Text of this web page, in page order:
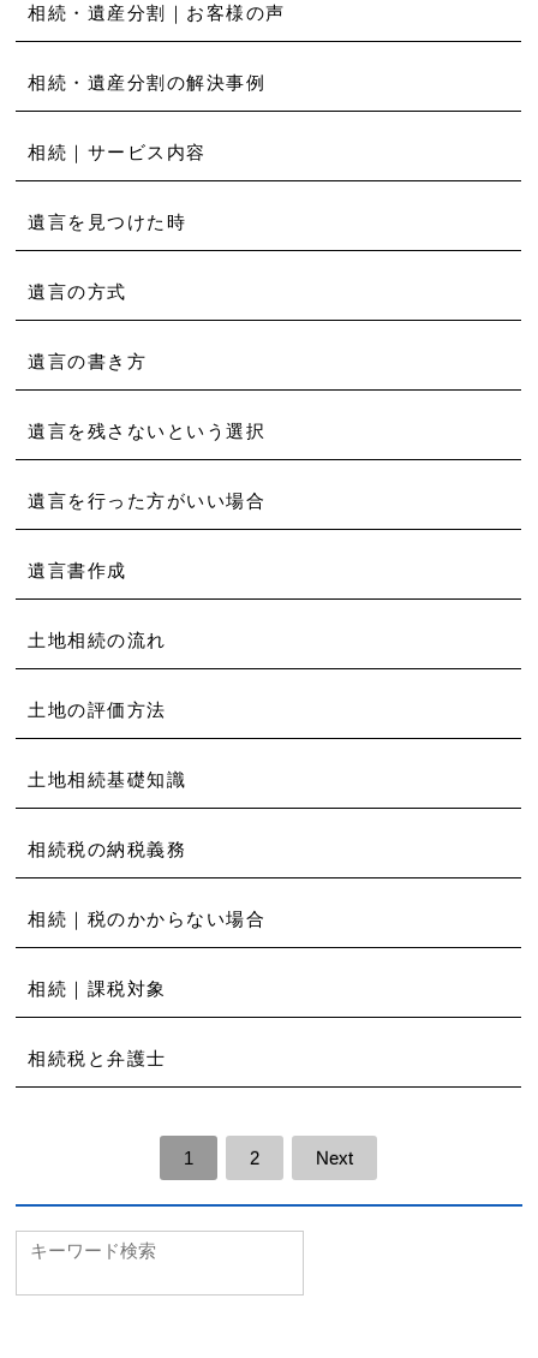
相続・遺産分割｜お客様の声
相続・遺産分割の解決事例
相続｜サービス内容
遺言を見つけた時
遺言の方式
遺言の書き方
遺言を残さないという選択
遺言を行った方がいい場合
遺言書作成
土地相続の流れ
土地の評価方法
土地相続基礎知識
相続税の納税義務
相続｜税のかからない場合
相続｜課税対象
相続税と弁護士
1 2 Next